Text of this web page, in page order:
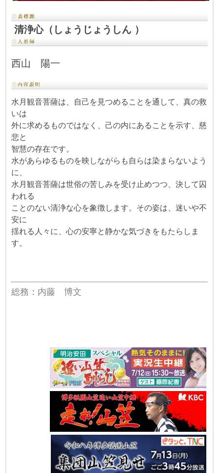
清浄心（しょうじょうしん ）
西山 陽一
水月観音菩薩は、自己を見つめることを通して、真の救
いは
外に求めるものではなく、己の内にあることを示す、慈
悲と
智慧の存在です。
水があらゆるものを映しながらも自らは染まらないよう
に、
水月観音菩薩は世俗の苦しみを受け止めつつ、決して囚
われる
ことのない清浄な心を象徴します。その姿は、迷いや不
安に
揺れる人々に、心の安寧と静かな気づきをもたらしま
す。
総務：内藤 博文